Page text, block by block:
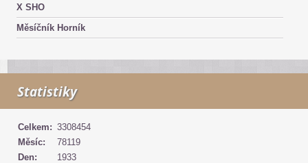
X SHO
Měsíčník Horník
Statistiky
Celkem: 3308454
Měsíc:
78119
Den:
1933